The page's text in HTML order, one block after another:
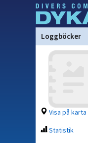
Loggböcker
Visa på karta
Statistik